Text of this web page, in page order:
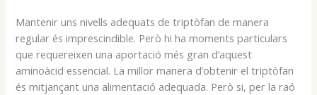
Mantenir uns nivells adequats de triptòfan de manera
regular és imprescindible. Però hi ha moments particulars
que requereixen una aportació més gran d’aquest
aminoàcid essencial. La millor manera d’obtenir el triptòfan
és mitjançant una alimentació adequada. Però si, per la raó